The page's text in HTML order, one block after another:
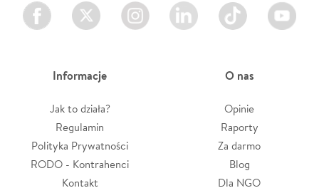
Facebook Twitter Instagram LinkedIn TikTok Youtube
Informacje
Jak to działa?
Regulamin
Polityka Prywatności
RODO - Kontrahenci
Kontakt
O nas
Opinie
Raporty
Za darmo
Blog
Dla NGO